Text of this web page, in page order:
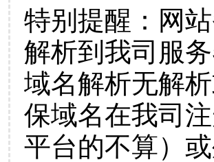
特别提醒：网
解析到我司服
域名解析无解
保域名在我司
平台的不算）